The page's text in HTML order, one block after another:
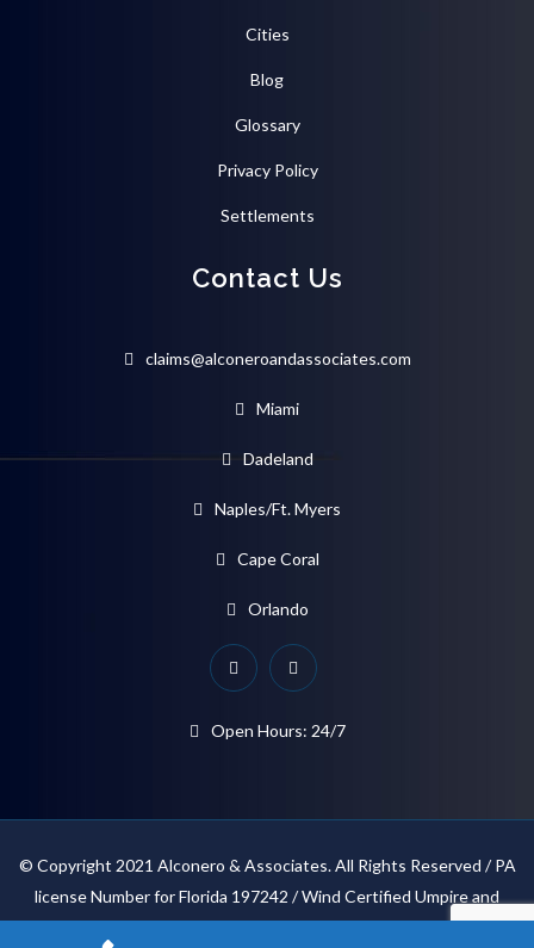
Cities
Blog
Glossary
Privacy Policy
Settlements
Contact Us
claims@alconeroandassociates.com
Miami
Dadeland
Naples/Ft. Myers
Cape Coral
Orlando
Open Hours: 24/7
© Copyright 2021 Alconero & Associates. All Rights Reserved / PA
license Number for Florida 197242 / Wind Certified Umpire and
Appraiser / IAUA Associate Appraiser / FAPIA Associates Member